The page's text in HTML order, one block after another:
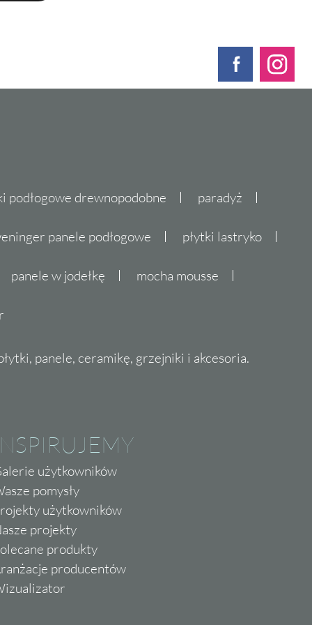
podłogowe drewnopodobne paradyż
panele podłogowe płytki lastryko
panele w jodełkę mocha mousse
panele, ceramikę, grzejniki i akcesoria.
użytkowników
pomysły
użytkowników
projekty
produkty
producentów